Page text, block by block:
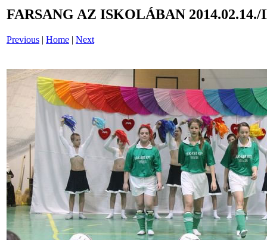
FARSANG AZ ISKOLÁBAN 2014.02.14./
Previous | Home | Next